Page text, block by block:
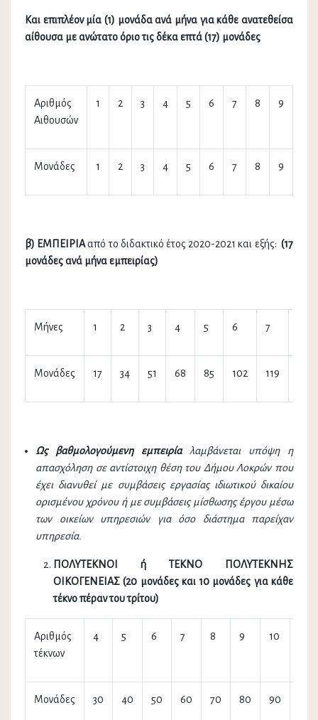
Και επιπλέον μία (1) μονάδα ανά μήνα για κάθε ανατεθείσα
αίθουσα με ανώτατο όριο τις δέκα επτά (17) μονάδες
Αριθμός
Αιθουσών
1 2 3 4 5 6 7 8 9
Μονάδες 1 2 3 4 5 6 7 8 9
β) ΕΜΠΕΙΡΙΑαπό το διδακτικό έτος 2020-2021 και εξής: (17
μονάδες ανά μήνα εμπειρίας)
Μήνες 1 2 3 4 5 6 7
Μονάδες 17 34 51 68 85 102 119
Ως βαθμολογούμενη εμπειρίαλαμβάνεται υπόψη η
απασχόληση σε αντίστοιχη θέση του Δήμου Λοκρών που
έχει διανυθεί με συμβάσεις εργασίας ιδιωτικού δικαίου
ορισμένου χρόνου ή με συμβάσεις μίσθωσης έργου μέσω
των οικείων υπηρεσιών για όσο διάστημα παρείχαν
υπηρεσία.
ΠΟΛΥΤΕΚΝΟΙ ή ΤΕΚΝΟ ΠΟΛΥΤΕΚΝΗΣ
ΟΙΚΟΓΕΝΕΙΑΣ (20 μονάδες και 10 μονάδες για κάθε
τέκνο πέραν του τρίτου)
Αριθμός
τέκνων
4 5 6 7 8 9 10
Μονάδες 30 40 50 60 70 80 90